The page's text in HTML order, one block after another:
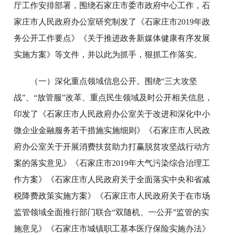
厅工作安排部署，围绕石家庄市委市政府中心工作，石
家庄市人民政府办公室研究制发了《石家庄市2019年政
务公开工作要点》《关于推进政务新媒体健康有序发展
实施方案》等文件，并以此为抓手，狠抓工作落实。
（一）深化重点领域信息公开。围绕“三大攻坚
战”、“放管服”改革、重点民生领域及时公开相关信息，
印发了《石家庄市人民政府办公室关于改进和深化中小
微企业金融服务若干措施实施细则》《石家庄市人民政
府办公室关于开展消费扶贫助力打赢脱贫攻坚战行动方
案的落实意见》《石家庄市2019年大气污染综合治理工
作方案》《石家庄市人民政府关于全面落实中央和省减
税降费政策实施方案》《石家庄市人民政府关于在市场
监管领域全面推行部门联合“双随机、一公开”监管的实
施意见》《石家庄市城镇职工基本医疗保险实施办法》